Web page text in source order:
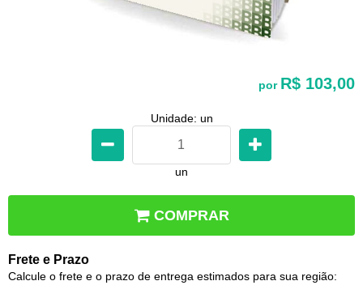
por R$ 103,00
Unidade: un
un
COMPRAR
Frete e Prazo
Calcule o frete e o prazo de entrega estimados para sua região: